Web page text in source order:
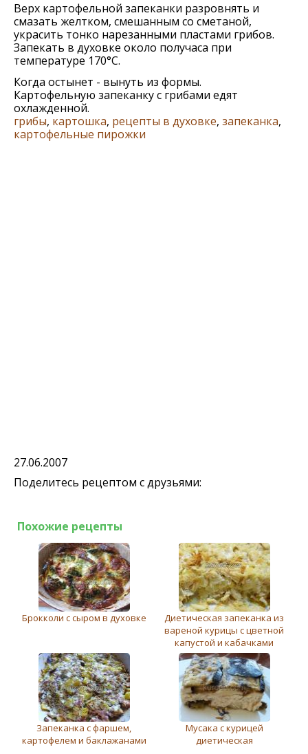
Верх картофельной запеканки разровнять и
смазать желтком, смешанным со сметаной,
украсить тонко нарезанными пластами грибов.
Запекать в духовке около получаса при
температуре 170°C.
Когда остынет - вынуть из формы.
Картофельную запеканку с грибами едят
охлажденной.
грибы, картошка, рецепты в духовке, запеканка,
картофельные пирожки
27.06.2007
Поделитесь рецептом с друзьями:
Похожие рецепты
Брокколи с сыром в духовке
Диетическая запеканка из
вареной курицы с цветной
капустой и кабачками
Запеканка с фаршем,
картофелем и баклажанами
Мусака с курицей
диетическая